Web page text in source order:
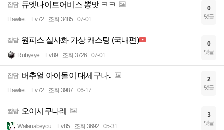
잡담 듀엣나이트어비스 뽕맛 ㅋㅋ
Llawliet Lv.72 조회 3485 07-01
0
댓글
잡담 원피스 실사화 가상 캐스팅 (국내편)
Rubyeye Lv.89 조회 3726 07-01
0
댓글
잡담 버추얼 아이돌이 대세구나..
Llawliet Lv.72 조회 3987 06-17
2
댓글
짤방 오이시쿠나레
Watanabeyou Lv.85 조회 3692 05-31
3
댓글